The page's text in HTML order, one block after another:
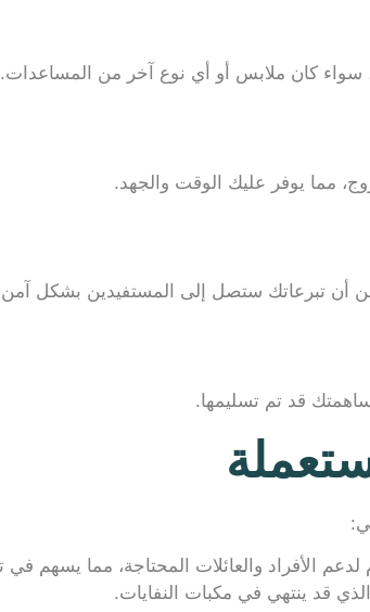
سواء كان ملابس أو أي نوع آخر من المساعدات.
مما يوفر عليك الوقت والجهد.
أن تبرعاتك ستصل إلى المستفيدين بشكل
قد تم تسليمها.
لدعم الأفراد والعائلات المحتاجة، مما يسهم
قد ينتهي في مكبات النفايات.